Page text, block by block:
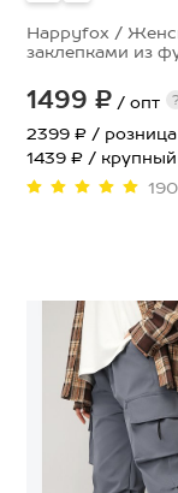
Happyfox /
заклепками из
1499 ₽ / опт
2399 ₽ / розница
1439 ₽ /
190
48